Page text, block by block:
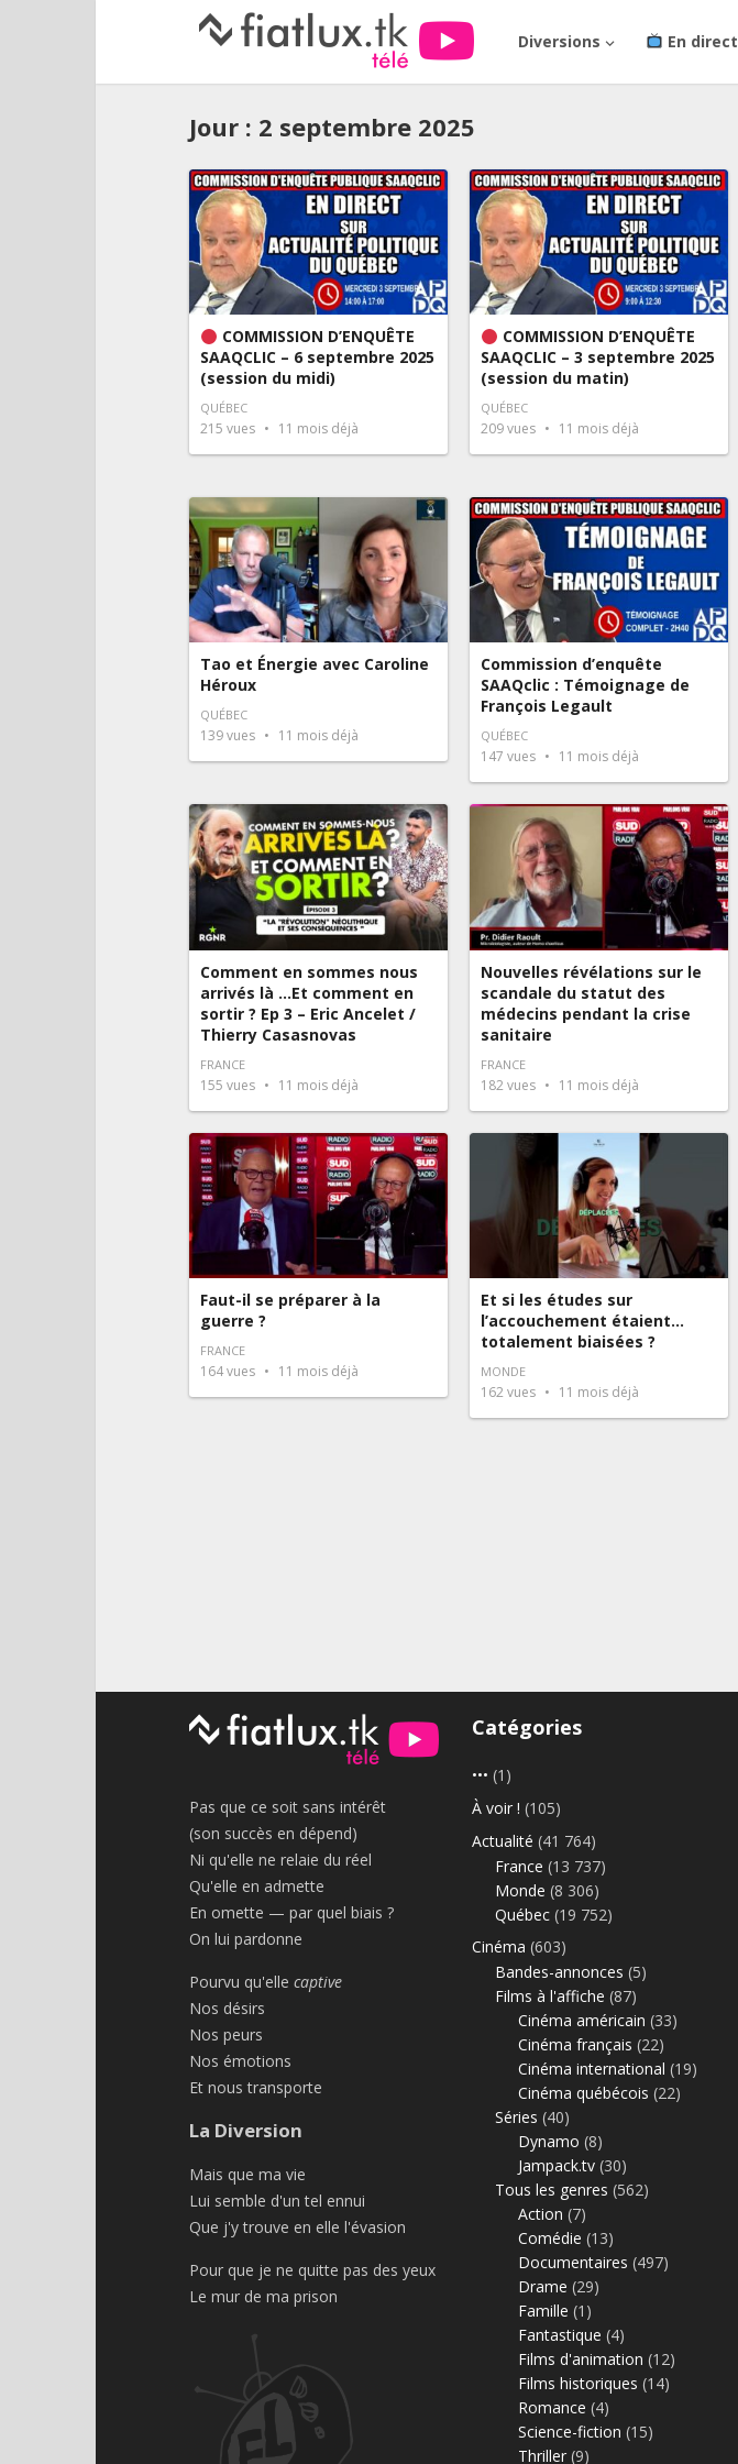
Diversions En direct
Jour : 2 septembre 2025
COMMISSION D’ENQUÊTE
SAAQCLIC – 6 septembre 2025
(session du midi)
QUÉBEC
215 vues 11 mois déjà
COMMISSION D’ENQUÊTE
SAAQCLIC – 3 septembre 2025
(session du matin)
QUÉBEC
209vues 11 mois déjà
Tao et Énergie avec Caroline
Héroux
QUÉBEC
139vues 11 mois déjà
Commission d’enquête
SAAQclic : Témoignage de
François Legault
QUÉBEC
147 vues 11 mois déjà
Comment en sommes nous
arrivés là …Et comment en
sortir ? Ep 3 – Eric Ancelet /
Thierry Casasnovas
FRANCE
155 vues 11 mois déjà
Nouvelles révélations sur le
scandale du statut des
médecins pendant la crise
sanitaire
FRANCE
182vues 11 mois déjà
Faut-il se préparer à la
guerre ?
FRANCE
164vues 11 mois déjà
Et si les études sur
l’accouchement étaient…
totalement biaisées ?
MONDE
162vues 11 mois déjà
Pas que ce soit sans intérêt
(son succès en dépend)
Ni qu'elle ne relaie du réel
Qu'elle en admette
En omette — par quel biais ?
On lui pardonne
Pourvu qu'elle captive
Nos désirs
Nos peurs
Nos émotions
Et nous transporte
La Diversion
Mais que ma vie
Lui semble d'un tel ennui
Que j'y trouve en elle l'évasion
Pour que je ne quitte pas des yeux
Le mur de ma prison
Catégories
••• (1)
À voir ! (105)
Actualité (41 764)
France (13 737)
Monde (8 306)
Québec (19 752)
Cinéma (603)
Bandes-annonces (5)
Films à l'affiche (87)
Cinéma américain (33)
Cinéma français (22)
Cinéma international (19)
Cinéma québécois (22)
Séries (40)
Dynamo (8)
Jampack.tv (30)
Tous les genres (562)
Action (7)
Comédie (13)
Documentaires (497)
Drame (29)
Famille (1)
Fantastique (4)
Films d'animation (12)
Films historiques (14)
Romance (4)
Science-fiction (15)
Thriller (9)